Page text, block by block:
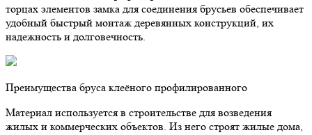
торцах элементов замка для соединения брусьев обеспечивает
удобный быстрый монтаж деревянных конструкций, их
надежность и долговечность.
Преимущества бруса клеёного профилированного
Материал используется в строительстве для возведения
жилых и коммерческих объектов. Из него строят жилые дома,